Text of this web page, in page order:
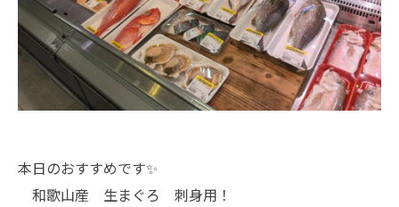
本日のおすすめです✨
和歌山産 生まぐろ 刺身用！